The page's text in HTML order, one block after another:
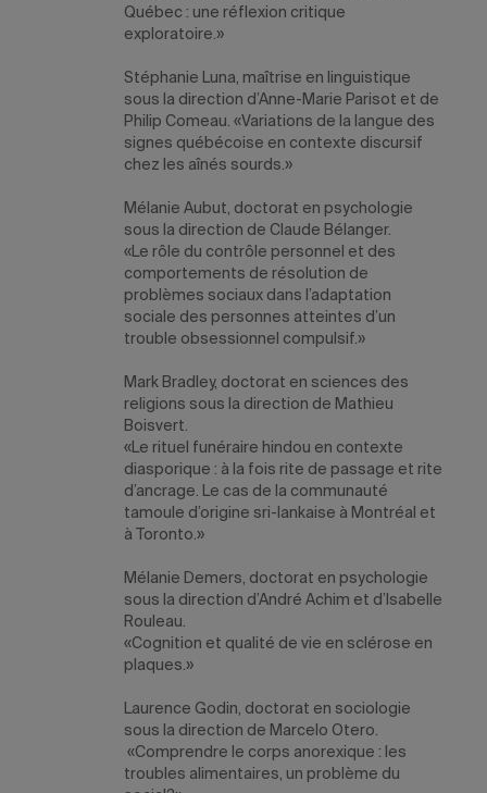
Québec : une réflexion critique
exploratoire.»
Stéphanie Luna , maîtrise en linguistique
sous la direction d’Anne-Marie Parisot et de
Philip Comeau. «Variations de la langue des
signes québécoise en contexte discursif
chez les aînés sourds.»
Mélanie Aubut , doctorat en psychologie
sous la direction de Claude Bélanger.
«Le rôle du contrôle personnel et des
comportements de résolution de
problèmes sociaux dans l’adaptation
sociale des personnes atteintes d’un
trouble obsessionnel compulsif.»
Mark Bradley, doctorat en sciences des
religions sous la direction de Mathieu
Boisvert.
«Le rituel funéraire hindou en contexte
diasporique : à la fois rite de passage et rite
d’ancrage. Le cas de la communauté
tamoule d’origine sri-lankaise à Montréal et
à Toronto.»
Mélanie Demers , doctorat en psychologie
sous la direction d’André Achim et d’Isabelle
Rouleau.
«Cognition et qualité de vie en sclérose en
plaques.»
Laurence Godin , doctorat en sociologie
sous la direction de Marcelo Otero.
«Comprendre le corps anorexique : les
troubles alimentaires, un problème du